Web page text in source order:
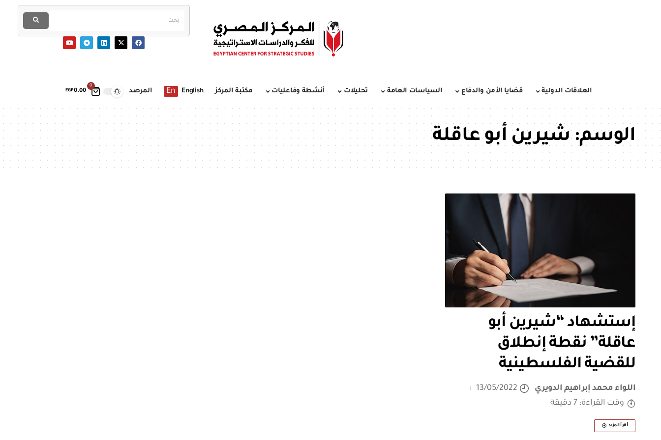
0
EGP0.00 العلاقات الدولية قضايا الأمن والدفاع السياسات العامة تحليلات أنشطة وفاعليات مكتبة المركز English
En المرصد
الوسم:شيرين أبو عاقلة
إستشهاد “شيرين أبو
عاقلة” نقطة إنطلاق
للقضية الفلسطينية
اللواء محمد إبراهيم الدويري
13/05/2022
وقت القراءة: 7 دقيقة
أقرأ المزيد